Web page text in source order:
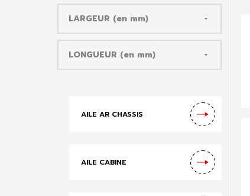
LARGEUR (en mm) 
LONGUEUR (en mm) 
AILE AR CHASSIS
AILE CABINE